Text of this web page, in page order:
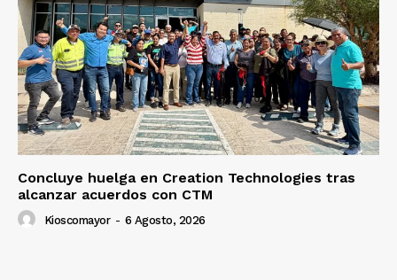
Concluye huelga en Creation Technologies tras
alcanzar acuerdos con CTM
Kioscomayor - 6 Agosto, 2026